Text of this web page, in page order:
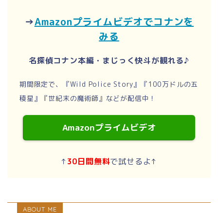
→Amazonプライムビデオでコナンを
みる
名探偵コナン本編・まじっく快斗が観れる♪
期間限定で、『Wild Police Story』『100万ドルの五
稜星』『世紀末の魔術師』などが配信中！
Amazonプライムビデオ
↑ 30日間無料で試せるよ↑
ABOUT ME